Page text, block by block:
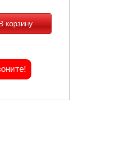
корзину